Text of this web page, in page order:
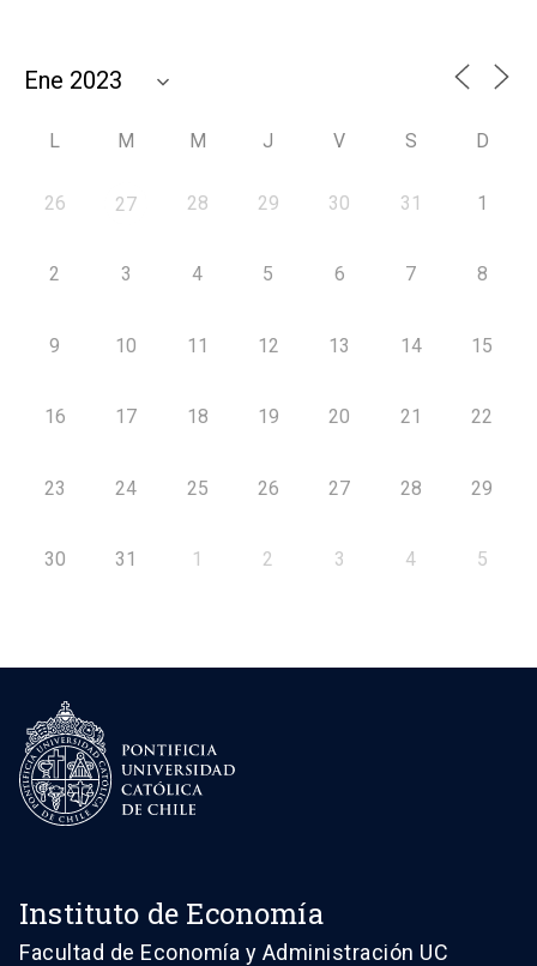
L M M J V S D
26 27 28 29 30 31 1
2 3 4 5 6 7 8
9 10 11 12 13 14 15
16 17 18 19 20 21 22
23 24 25 26 27 28 29
30 31 1 2 3 4 5
Instituto de Economía
Facultad de Economía y Administración UC